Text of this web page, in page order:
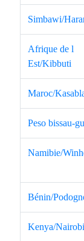
Simbawi/
Afrique de l
Est/Kibbuti
Maroc/
Peso bissau-
Namibie/
Bénin/
Kenya/Nairobi